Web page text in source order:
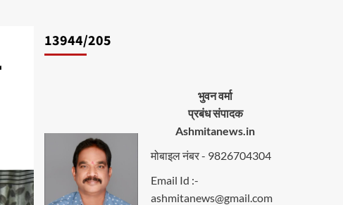
13944/205
भुवन वर्मा
प्रबंध संपादक
Ashmitanews.in
मोबाइल नंबर - 9826704304
Email Id :-
ashmitanews@gmail.com